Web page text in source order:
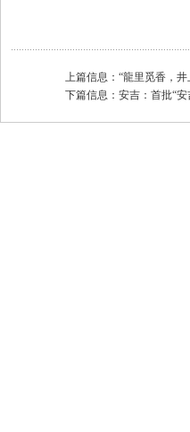
上篇信息： “龍里觅香，
下篇信息： 安吉：首批“